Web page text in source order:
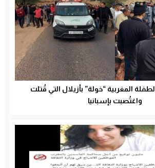
المغربية “خولة” بأزيلال التي قُتلت
واغتُصبت بإسبانيا